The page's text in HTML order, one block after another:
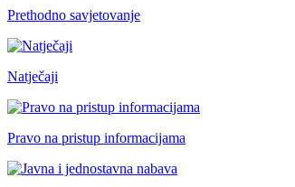
Prethodno savjetovanje
Natječaji
Pravo na pristup informacijama